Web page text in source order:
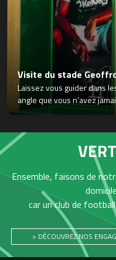
Visite du stade
Laissez vous guider dans
angle que vous n’avez
Ensemble, faisons de
car un club de
> DÉCOUVREZ NOS